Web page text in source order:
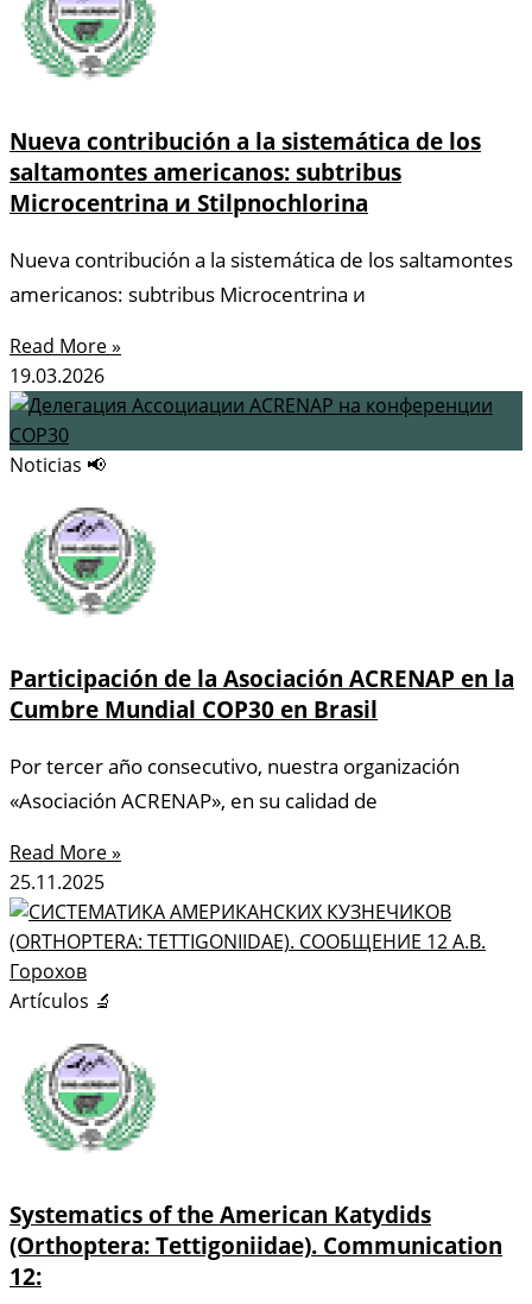
Nueva contribución a la sistemática de los
saltamontes americanos: subtribus
Microcentrina и Stilpnochlorina
Nueva contribución a la sistemática de los saltamontes
americanos: subtribus Microcentrina и
Read More »
19.03.2026
Noticias 📢
Participación de la Asociación ACRENAP en la
Cumbre Mundial COP30 en Brasil
Por tercer año consecutivo, nuestra organización
«Asociación ACRENAP», en su calidad de
Read More »
25.11.2025
Artículos 🔬
Systematics of the American Katydids
(Orthoptera: Tettigoniidae). Communication
12: